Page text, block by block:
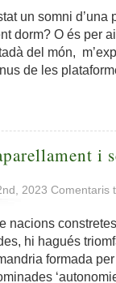
un somni d’una
dorm? O és per
del món,
de les
i
2023 Comentaris
nacions
hi hagués
formada